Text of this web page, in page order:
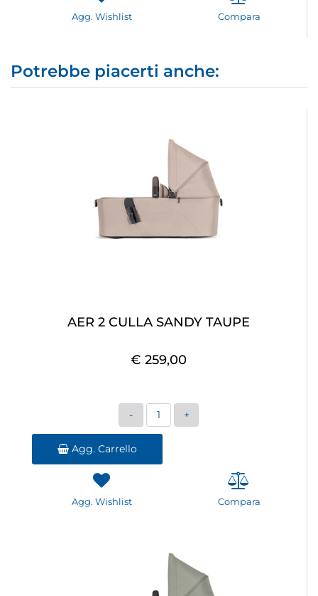
Agg. Wishlist Compara
Potrebbe piacerti anche:
AER 2 CULLA SANDY TAUPE
€ 259,00
Quantità
Agg. Carrello
Agg. Wishlist Compara